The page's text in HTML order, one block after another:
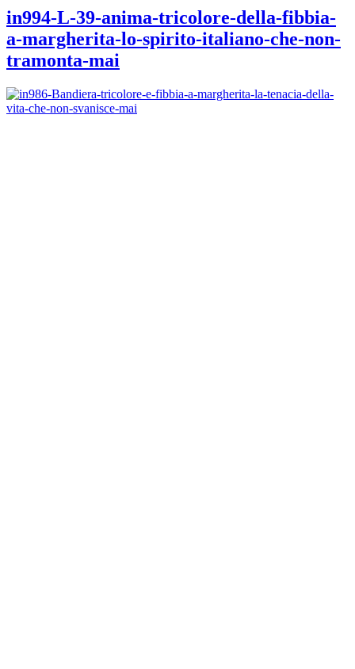
in994-L-39-anima-tricolore-della-fibbia-
a-margherita-lo-spirito-italiano-che-non-
tramonta-mai